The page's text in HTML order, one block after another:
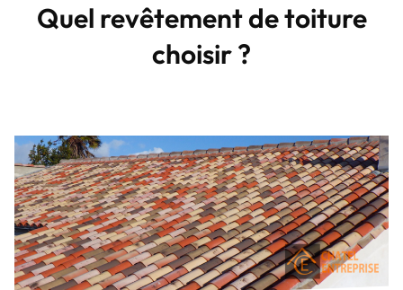
Quel revêtement de toiture
choisir ?